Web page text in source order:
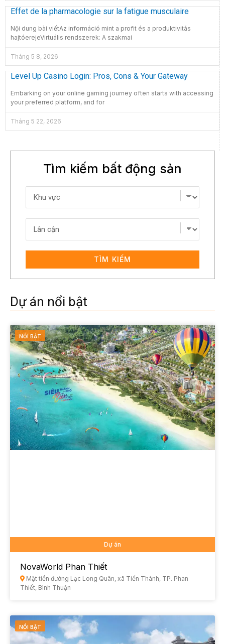
Effet de la pharmacologie sur la fatigue musculaire
Nội dung bài viếtAz információ mint a profit és a produktivitás
hajtóerejeVirtuális rendszerek: A szakmai
Tháng 5 8, 2026
Level Up Casino Login: Pros, Cons & Your Gateway
Embarking on your online gaming journey often starts with accessing
your preferred platform, and for
Tháng 5 22, 2026
Tìm kiếm bất động sản
TÌM KIẾM
Dự án nổi bật
NỔI BẬT
Dự án
NovaWorld Phan Thiết
Mặt tiền đường Lạc Long Quân, xã Tiến Thành, TP. Phan
Thiết, Bình Thuận
NỔI BẬT